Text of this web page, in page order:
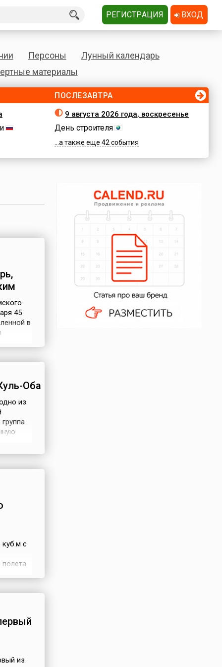
Персоны
Лунный календарь
материалы
ПОСЛЕЗАВТРА
9 августа 2026 года, воскресенье
День строителя
...а также еще 42 события
45
в
и он
Оба
из
с
из
РЕГИСТРАЦИЯ ВХОД